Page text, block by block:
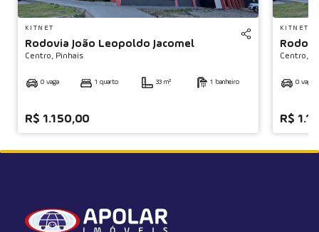
KITNET
Rodovia João Leopoldo Jacomel
Centro, Pinhais
0 vaga 1 quarto 33 m² 1 banheiro
R$ 1.150,00
KITNET
Centro,
0 vaga
R$